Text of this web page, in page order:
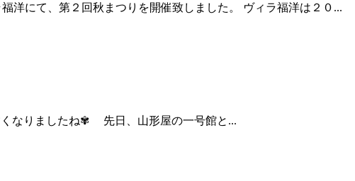
洋にて、第２回秋まつりを開催致しました。 ヴィラ福洋は２０...
くなりましたね✾ 先日、山形屋の一号館と...